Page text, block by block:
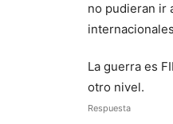
no pudieran ir
La guerra es
otro nivel.
Respuesta